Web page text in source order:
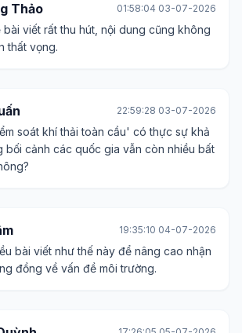
Thảo 01:58:04 03-07-2026
bài viết rất thu hút, nội dung cũng không
thất vọng.
22:59:28 03-07-2026
soát khí thải toàn cầu' có thực sự khả
bối cảnh các quốc gia vẫn còn nhiều bất
19:35:10 04-07-2026
bài viết như thế này để nâng cao nhận
đồng về vấn đề môi trường.